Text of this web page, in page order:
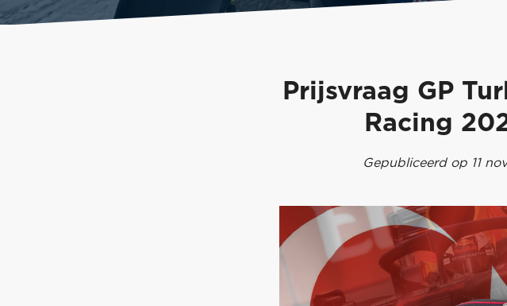
Prijsvraag GP
Racing
Gepubliceerd op 11